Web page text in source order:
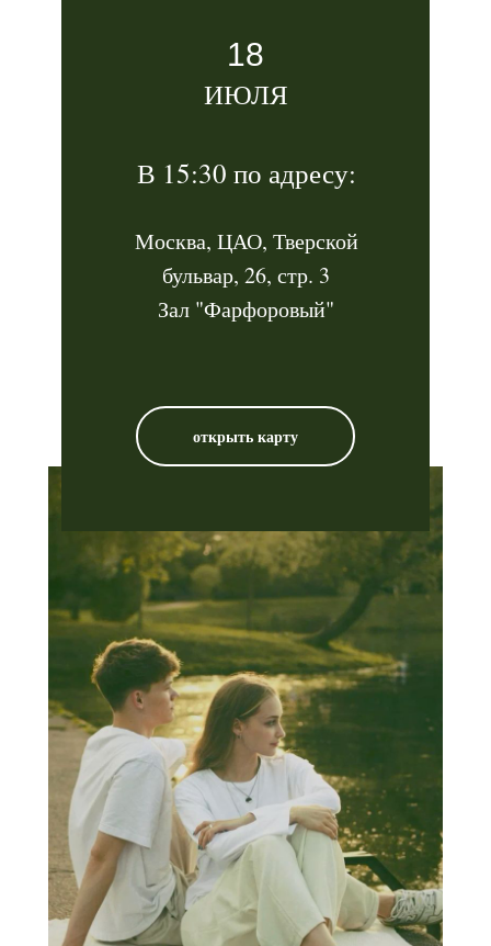
18
ИЮЛЯ
В 15:30 по адресу:
Москва, ЦАО, Тверской
бульвар, 26, стр. 3
Зал "Фарфоровый"
открыть карту